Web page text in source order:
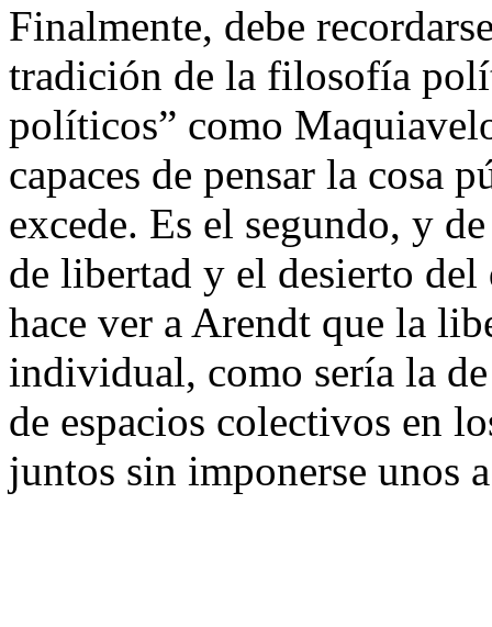
Finalmente, debe
tradición de la filosofía
políticos” como
capaces de pensar la cosa
excede. Es el segundo, y
de libertad y el desierto
hace ver a Arendt que la
individual, como sería la
de espacios colectivos en
juntos sin imponerse unos